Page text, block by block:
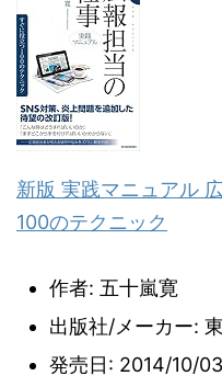
新版 実践マニュアル
100のテクニック
作者: 五十嵐寛
出版社/メーカー:
発売日: 2014/10/03